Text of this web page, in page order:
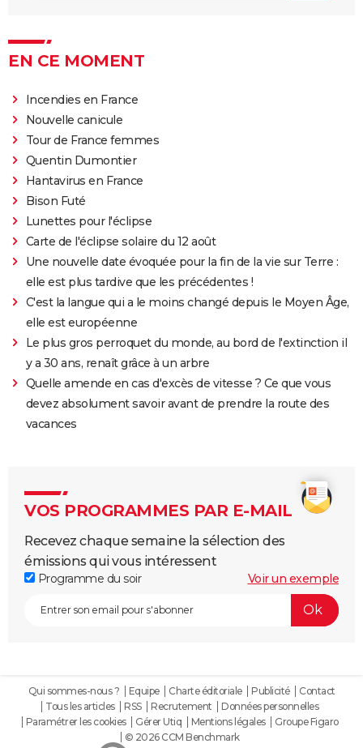
EN CE MOMENT
Incendies en France
Nouvelle canicule
Tour de France femmes
Quentin Dumontier
Hantavirus en France
Bison Futé
Lunettes pour l'éclipse
Carte de l'éclipse solaire du 12 août
Une nouvelle date évoquée pour la fin de la vie sur Terre :
elle est plus tardive que les précédentes !
C'est la langue qui a le moins changé depuis le Moyen Âge,
elle est européenne
Le plus gros perroquet du monde, au bord de l'extinction il
y a 30 ans, renaît grâce à un arbre
Quelle amende en cas d'excès de vitesse ? Ce que vous
devez absolument savoir avant de prendre la route des
vacances
VOS PROGRAMMES PAR E-MAIL
Recevez chaque semaine la sélection des
émissions qui vous intéressent
Programme du soir Voir un exemple
Qui sommes-nous ? Equipe Charte éditoriale Publicité
Contact
Tous les articles
RSS Recrutement
Données personnelles
Paramétrer les cookies
Gérer Utiq Mentions légales
Groupe Figaro
© 2026 CCM Benchmark